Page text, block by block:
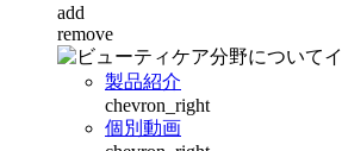
add
remove
製品紹介
chevron_right
個別動画